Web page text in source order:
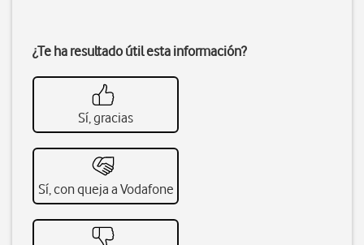
¿Te ha resultado útil esta información?
Sí, gracias
Sí, con queja a Vodafone